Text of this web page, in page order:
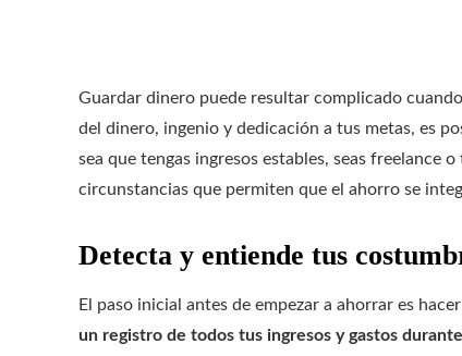
Guardar dinero puede resultar complicado
del dinero, ingenio y dedicación a tus metas, es
sea que tengas ingresos estables, seas freelance
circunstancias que permiten que el ahorro se
Detecta y entiende tus
El paso inicial antes de empezar a ahorrar es
un registro de todos tus ingresos y gastos